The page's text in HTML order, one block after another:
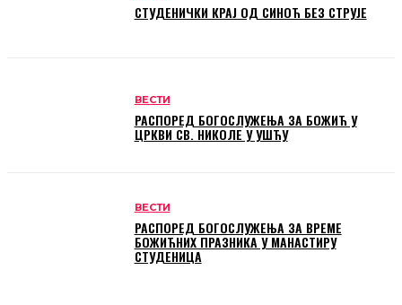
СТУДЕНИЧКИ КРАЈ ОД СИНОЋ БЕЗ СТРУЈЕ
ВЕСТИ
РАСПОРЕД БОГОСЛУЖЕЊА ЗА БОЖИЋ У
ЦРКВИ СВ. НИКОЛЕ У УШЋУ
ВЕСТИ
РАСПОРЕД БОГОСЛУЖЕЊА ЗА ВРЕМЕ
БОЖИЋНИХ ПРАЗНИКА У МАНАСТИРУ
СТУДЕНИЦА